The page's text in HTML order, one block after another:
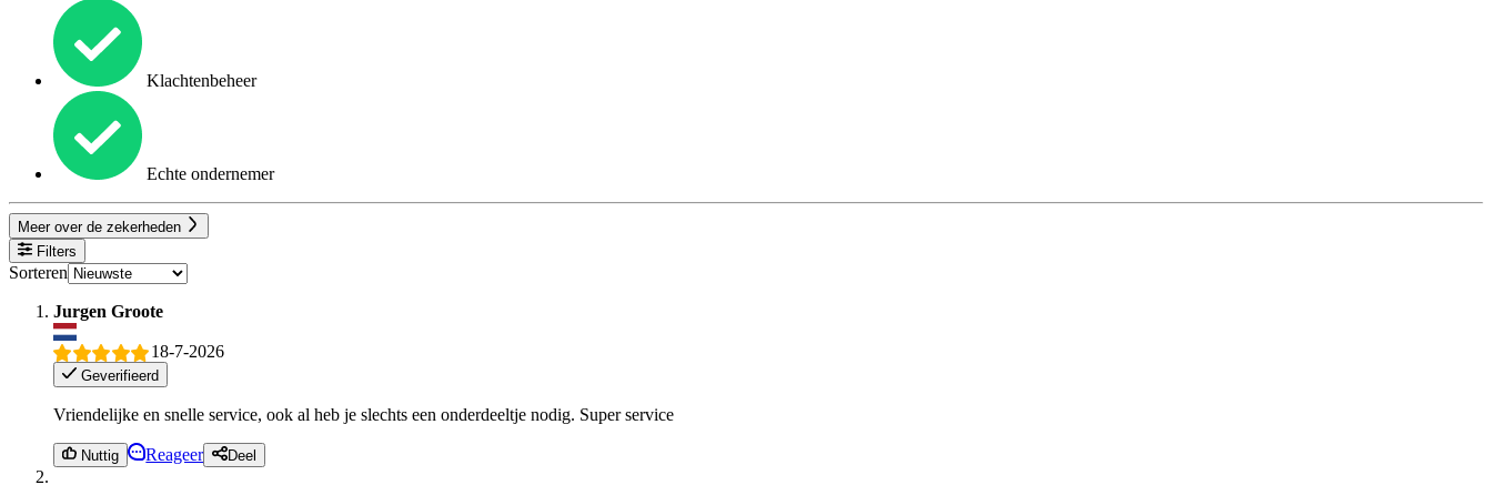
Klachtenbeheer
Echte ondernemer
Meer over de zekerheden
Filters
Sorteren
Jurgen Groote
18-7-2026
Geverifieerd
Vriendelijke en snelle service, ook al heb je slechts een onderdeeltje nodig. Super service
Nuttig Reageer Deel